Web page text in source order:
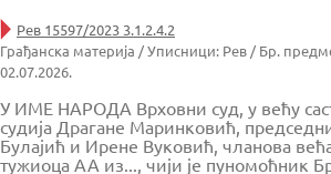
Рев 15597/2023 3.1.2.4.2
Грађанска материја / Уписници: Рев / Бр.
02.07.2026.
У ИМЕ НАРОДА Врховни суд, у већу
судија Драгане Маринковић,
Булајић и Ирене Вуковић, чланова
тужиоца АА из..., чији је пуномоћник